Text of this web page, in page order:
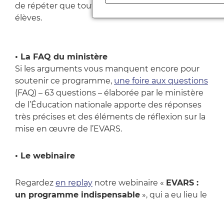
de répéter que tout est adapté à l’âge des
élèves.
• La FAQ du ministère
Si les arguments vous manquent encore pour
soutenir ce programme, une foire aux questions
(FAQ) – 63 questions – élaborée par le ministère
de l’Éducation nationale apporte des réponses
très précises et des éléments de réflexion sur la
mise en œuvre de l’EVARS.
• Le webinaire
Regardez en replay notre webinaire « EVARS :
un programme indispensable », qui a eu lieu le